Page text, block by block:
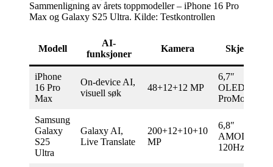
Sammenligning av årets toppmodeller – iPhone 16 Pro
Max og Galaxy S25 Ultra. Kilde: Testkontrollen
Modell
AI-
funksjoner
Kamera Skjerm
iPhone
16 Pro
Max
On-device AI,
visuell søk
48+12+12 MP
6,7″
OLED,
ProMotion
Samsung
Galaxy
S25
Ultra
Galaxy AI,
Live Translate
200+12+10+10
MP
6,8″
AMOLED,
120Hz